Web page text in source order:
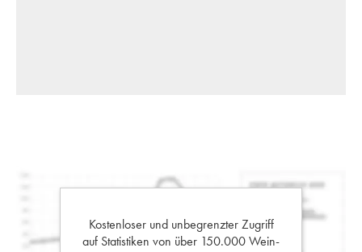
Kostenloser und unbegrenzter Zugriff
auf Statistiken von über 150.000 Wein-